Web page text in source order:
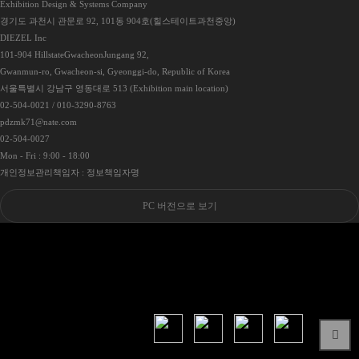
Exhibition Design & Systems Company
경기도 과천시 관문로 92, 101동 904호(힐스테이트과천중앙)
DIEZEL Inc
101-904 HillstateGwacheonJungang 92,
Gwanmun-ro, Gwacheon-si, Gyeonggi-do, Republic of Korea
서울특별시 강남구 영동대로 513 (Exhibition main location)
02-504-0021 / 010-3290-8763
pdzmk71@nate.com
02-504-0027
Mon - Fri : 9:00 - 18:00
개인정보관리책임자 : 정보책임자명
PC 버전으로 보기